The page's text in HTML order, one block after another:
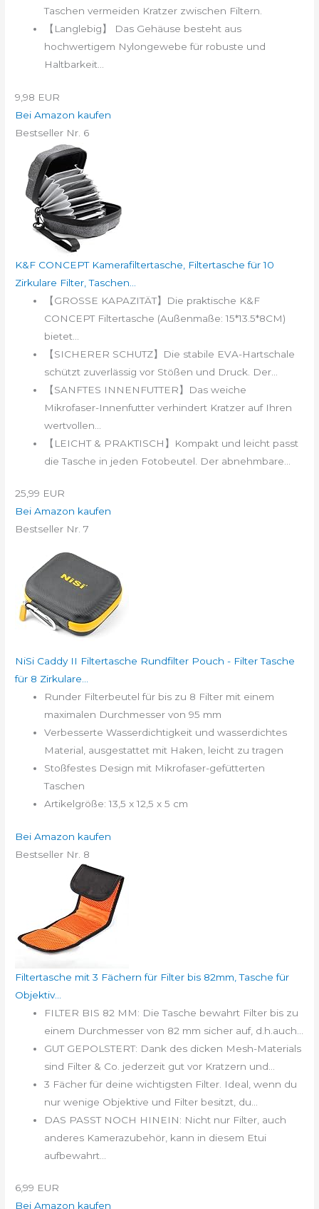
Taschen vermeiden Kratzer zwischen Filtern.
【Langlebig】 Das Gehäuse besteht aus
hochwertigem Nylongewebe für robuste und
Haltbarkeit...
9,98 EUR
Bei Amazon kaufen
Bestseller Nr. 6
K&F CONCEPT Kamerafiltertasche, Filtertasche für 10
Zirkulare Filter, Taschen...
【GROSSE KAPAZITÄT】Die praktische K&F
CONCEPT Filtertasche (Außenmaße: 15*13.5*8CM)
bietet...
【SICHERER SCHUTZ】Die stabile EVA-Hartschale
schützt zuverlässig vor Stößen und Druck. Der...
【SANFTES INNENFUTTER】Das weiche
Mikrofaser-Innenfutter verhindert Kratzer auf Ihren
wertvollen...
【LEICHT & PRAKTISCH】Kompakt und leicht passt
die Tasche in jeden Fotobeutel. Der abnehmbare...
25,99 EUR
Bei Amazon kaufen
Bestseller Nr. 7
NiSi Caddy II Filtertasche Rundfilter Pouch - Filter Tasche
für 8 Zirkulare...
Runder Filterbeutel für bis zu 8 Filter mit einem
maximalen Durchmesser von 95 mm
Verbesserte Wasserdichtigkeit und wasserdichtes
Material, ausgestattet mit Haken, leicht zu tragen
Stoßfestes Design mit Mikrofaser-gefütterten
Taschen
Artikelgröße: 13,5 x 12,5 x 5 cm
Bei Amazon kaufen
Bestseller Nr. 8
Filtertasche mit 3 Fächern für Filter bis 82mm, Tasche für
Objektiv...
FILTER BIS 82 MM: Die Tasche bewahrt Filter bis zu
einem Durchmesser von 82 mm sicher auf, d.h.auch...
GUT GEPOLSTERT: Dank des dicken Mesh-Materials
sind Filter & Co. jederzeit gut vor Kratzern und...
3 Fächer für deine wichtigsten Filter. Ideal, wenn du
nur wenige Objektive und Filter besitzt, du...
DAS PASST NOCH HINEIN: Nicht nur Filter, auch
anderes Kamerazubehör, kann in diesem Etui
aufbewahrt...
6,99 EUR
Bei Amazon kaufen